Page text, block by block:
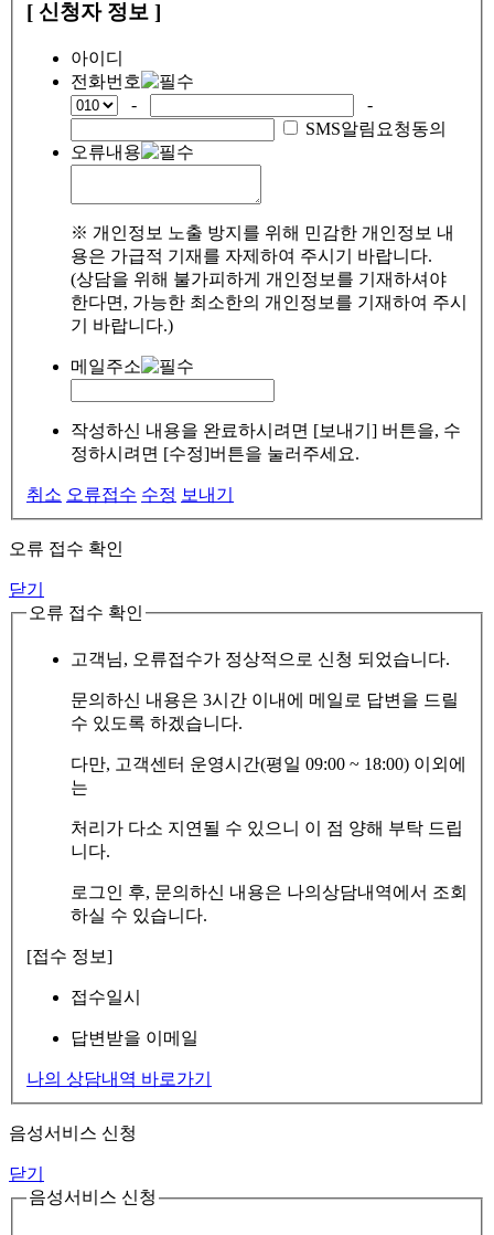
[ 신청자 정보 ]
아이디
전화번호
-
-
SMS알림요청동의
오류내용
※ 개인정보 노출 방지를 위해 민감한 개인정보 내
용은 가급적 기재를 자제하여 주시기 바랍니다.
(상담을 위해 불가피하게 개인정보를 기재하셔야
한다면, 가능한 최소한의 개인정보를 기재하여 주시
기 바랍니다.)
메일주소
작성하신 내용을 완료하시려면 [보내기] 버튼을, 수
정하시려면 [수정]버튼을 눌러주세요.
취소 오류접수 수정 보내기
오류 접수 확인
닫기
오류 접수 확인
고객님, 오류접수가 정상적으로 신청 되었습니다.
문의하신 내용은 3시간 이내에 메일로 답변을 드릴
수 있도록 하겠습니다.
다만, 고객센터 운영시간(평일 09:00 ~ 18:00) 이외에
는
처리가 다소 지연될 수 있으니 이 점 양해 부탁 드립
니다.
로그인 후, 문의하신 내용은 나의상담내역에서 조회
하실 수 있습니다.
[접수 정보]
접수일시
답변받을 이메일
나의 상담내역 바로가기
음성서비스 신청
닫기
음성서비스 신청